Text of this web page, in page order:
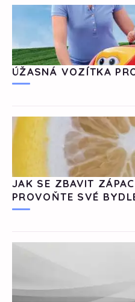
ÚŽASNÁ VOZÍTKA
JAK SE ZBAVIT
PROVOŇTE SVÉ